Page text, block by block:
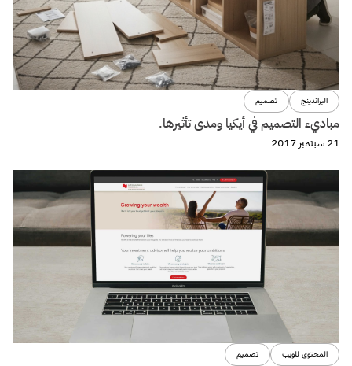
البراندينج تصميم
مباديء التصميم في أيكيا ومدى تأثيرها.
21 سبتمبر 2017
المحتوى للويب تصميم